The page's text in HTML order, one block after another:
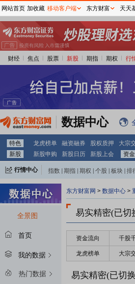
财经 焦点 股票 新股 期指 期权 行
数据中心
特色 龙虎榜单 融资融券 股权质押 大宗
新股
新股申购 新股日历 新股上会 资金
行情中心 指数 期指 期权 个股 板块 排
全景图
首页
我的数据
热门数据
东方财富网 > 数据中心 >
易实精密(已切
资金流向 千股
龙虎榜单 大宗
易实精密(已切
网站首页 加收藏 移动客户端 东方财富 天天